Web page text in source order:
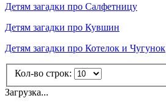
Детям загадки про Салфетницу
Детям загадки про Кувшин
Детям загадки про Котелок и Чугунок
Кол-во строк:
Загрузка...